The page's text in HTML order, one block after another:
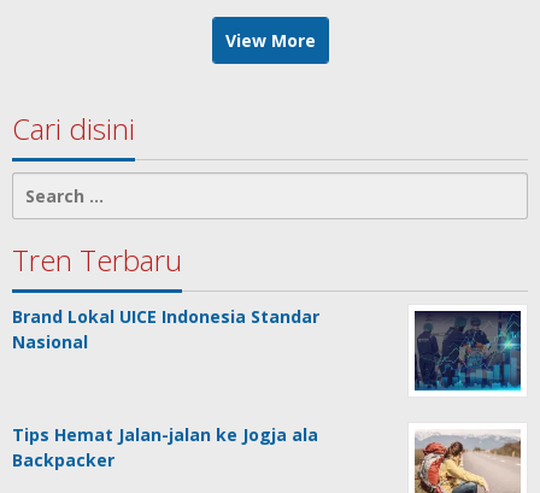
View More
Cari disini
for:
Tren Terbaru
Brand Lokal UICE Indonesia Standar
Nasional
Tips Hemat Jalan-jalan ke Jogja ala
Backpacker